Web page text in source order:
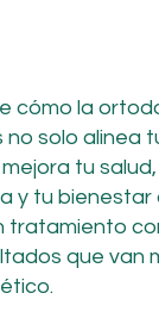
cómo la
solo alinea
tu
y tu bienestar
tratamiento
que van